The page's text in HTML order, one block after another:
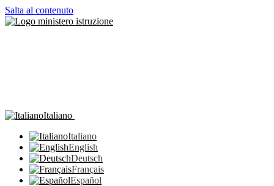
Salta al contenuto
Italiano
Italiano
English
Deutsch
Français
Español